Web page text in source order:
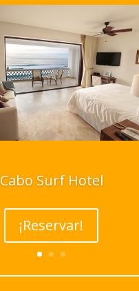
Cabo Surf Hotel
¡Reservar!